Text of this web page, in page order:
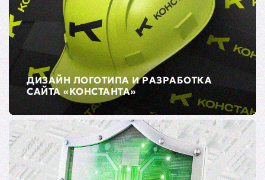
ДИЗАЙН ЛОГОТИПА И РАЗРАБОТКА
САЙТА «КОНСТАНТА»